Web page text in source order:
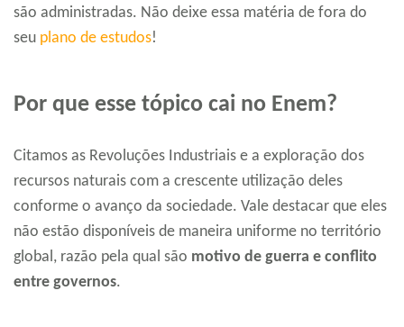
são administradas. Não deixe essa matéria de fora do
seu plano de estudos!
Por que esse tópico cai no Enem?
Citamos as Revoluções Industriais e a exploração dos
recursos naturais com a crescente utilização deles
conforme o avanço da sociedade. Vale destacar que eles
não estão disponíveis de maneira uniforme no território
global, razão pela qual são motivo de guerra e conflito
entre governos.